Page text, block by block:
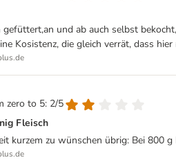
und ab auch selbst
Kosistenz, die gleich verrät, dass
zero to 5: 2/5
Fleisch
kurzem zu wünschen übrig: Bei 800